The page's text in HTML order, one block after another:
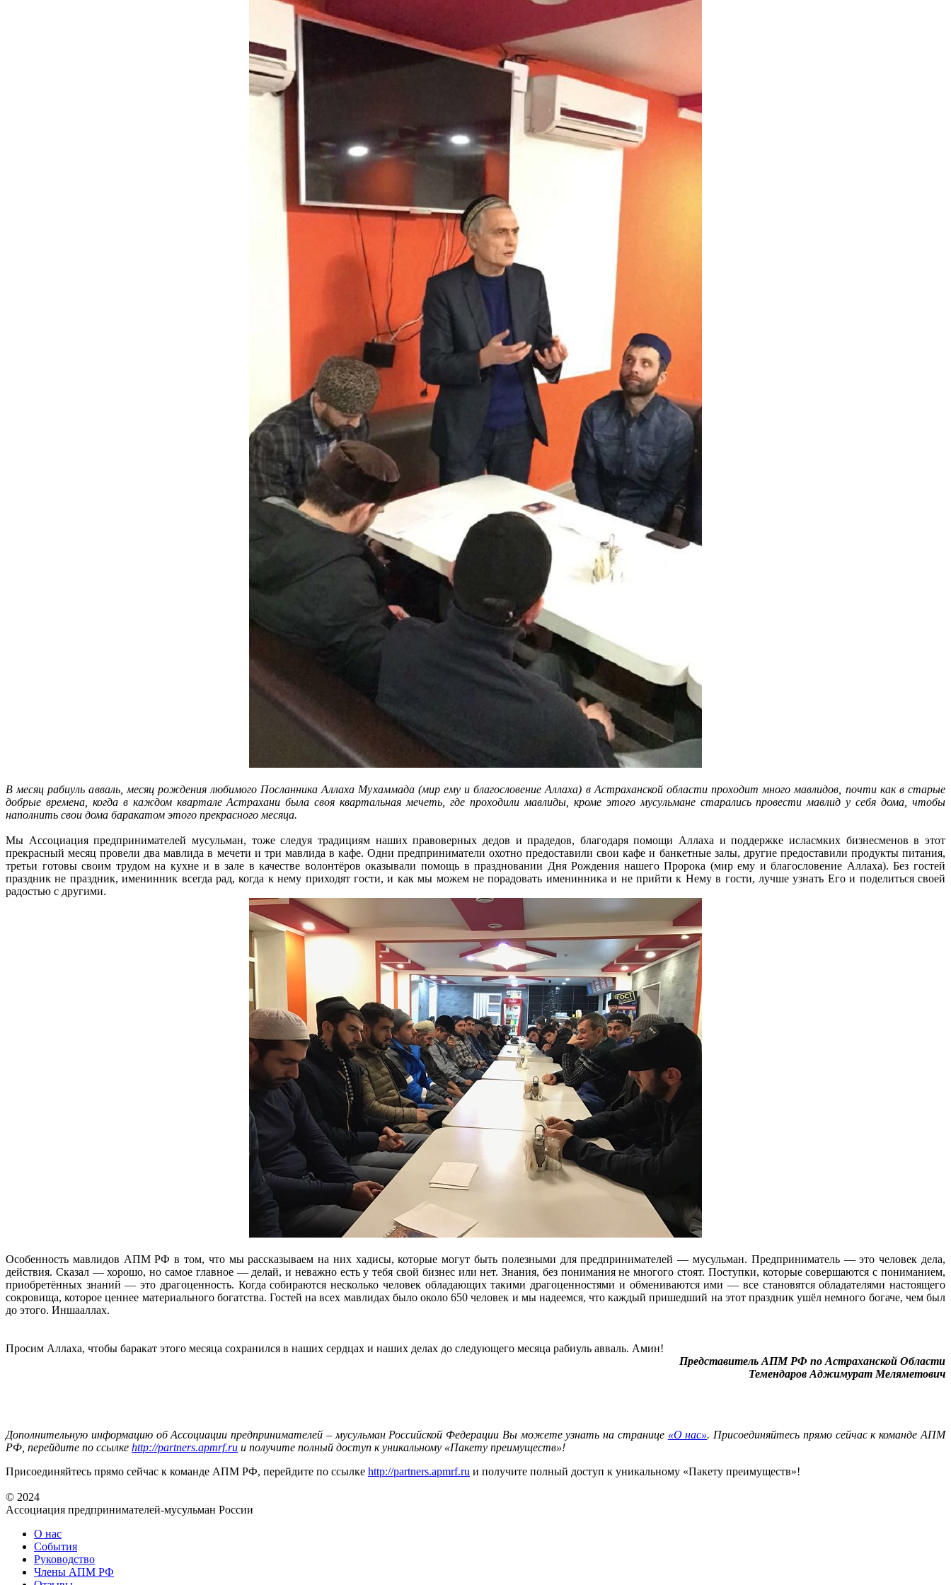
В месяц рабиуль авваль, месяц рождения любимого Посланника Аллаха Мухаммада (мир ему и благословение Аллаха) в Астраханской области проходит много мавлидов, почти как в старые
добрые времена, когда в каждом квартале Астрахани была своя квартальная мечеть, где проходили мавлиды, кроме этого мусульмане старались провести мавлид у себя дома, чтобы
наполнить свои дома баракатом этого прекрасного месяца.
Мы Ассоциация предпринимателей мусульман, тоже следуя традициям наших правоверных дедов и прадедов, благодаря помощи Аллаха и поддержке исласмких бизнесменов в этот
прекрасный месяц провели два мавлида в мечети и три мавлида в кафе. Одни предприниматели охотно предоставили свои кафе и банкетные залы, другие предоставили продукты питания,
третьи готовы своим трудом на кухне и в зале в качестве волонтёров оказывали помощь в праздновании Дня Рождения нашего Пророка (мир ему и благословение Аллаха). Без гостей
праздник не праздник, именинник всегда рад, когда к нему приходят гости, и как мы можем не порадовать именинника и не прийти к Нему в гости, лучше узнать Его и поделиться своей
радостью с другими.
Особенность мавлидов АПМ РФ в том, что мы рассказываем на них хадисы, которые могут быть полезными для предпринимателей — мусульман. Предприниматель — это человек дела,
действия. Сказал — хорошо, но самое главное — делай, и неважно есть у тебя свой бизнес или нет. Знания, без понимания не многого стоят. Поступки, которые совершаются с пониманием,
приобретённых знаний — это драгоценность. Когда собираются несколько человек обладающих такими драгоценностями и обмениваются ими — все становятся обладателями настоящего
сокровища, которое ценнее материального богатства. Гостей на всех мавлидах было около 650 человек и мы надеемся, что каждый пришедший на этот праздник ушёл немного богаче, чем был
до этого. Иншааллах.
Просим Аллаха, чтобы баракат этого месяца сохранился в наших сердцах и наших делах до следующего месяца рабиуль авваль. Амин!
Представитель АПМ РФ по Астраханской Области
Темендаров Аджимурат Меляметович
Дополнительную информацию об Ассоциации предпринимателей – мусульман Российской Федерации Вы можете узнать на странице «О нас». Присоединяйтесь прямо сейчас к команде АПМ
РФ, перейдите по ссылке http://partners.apmrf.ru и получите полный доступ к уникальному «Пакету преимуществ»!
Присоединяйтесь прямо сейчас к команде АПМ РФ, перейдите по ссылке http://partners.apmrf.ru и получите полный доступ к уникальному «Пакету преимуществ»!
© 2024
Ассоциация предпринимателей-мусульман России
О нас
События
Руководство
Члены АПМ РФ